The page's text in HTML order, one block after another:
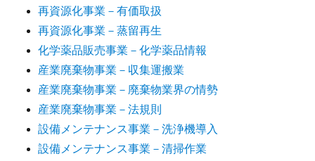
再資源化事業－有価取扱
再資源化事業－蒸留再生
化学薬品販売事業－化学薬品情報
産業廃棄物事業－収集運搬業
産業廃棄物事業－廃棄物業界の情勢
産業廃棄物事業－法規則
設備メンテナンス事業－洗浄機導入
設備メンテナンス事業－清掃作業